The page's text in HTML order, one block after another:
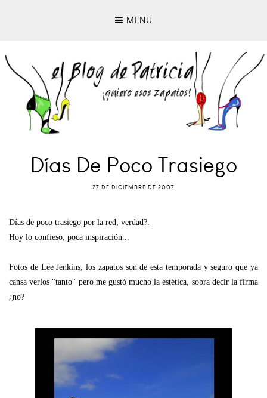
MENU
Días De Poco Trasiego
27 DE DICIEMBRE DE 2007
Días de poco trasiego por la red, verdad?.
Hoy lo confieso, poca inspiración...
Fotos de Lee Jenkins, los zapatos son de esta temporada y seguro que ya
cansa verlos "tanto" pero me gustó mucho la estética, sobra decir la firma
¿no?